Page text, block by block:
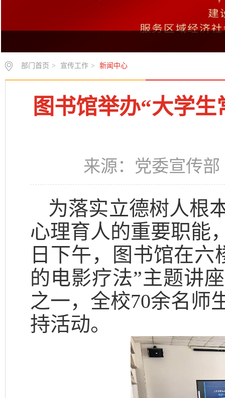
部门首页 > 宣传工作 > 新闻中心
图书馆举办“大学
来源：党委宣传
为落实立德树人根
心理育人的重要职能
日下午，图书馆在
的电影疗法”主题讲
之一，全校70余名师
持活动。